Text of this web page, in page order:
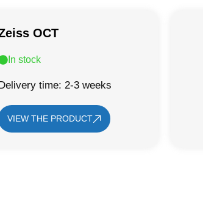
OCT
In stock
time: 2-3 weeks
VIEW THE PRODUCT